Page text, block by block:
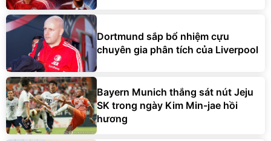
Dortmund sắp bổ nhiệm cựu
chuyên gia phân tích của Liverpool
Bayern Munich thắng sát nút Jeju
SK trong ngày Kim Min-jae hồi
hương